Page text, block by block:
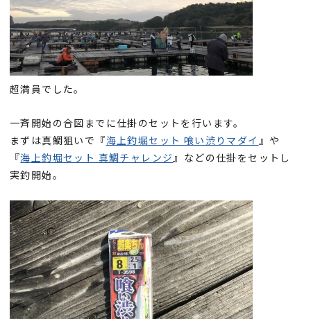
超満員でした。
一斉開始の合図までに仕掛のセットを行います。
まずは真鯛狙いで『海上釣堀セット 喰い渋りマダイ 』や
『海上釣堀セット 真鯛チャレンジ 』などの仕掛をセットし
実釣開始。